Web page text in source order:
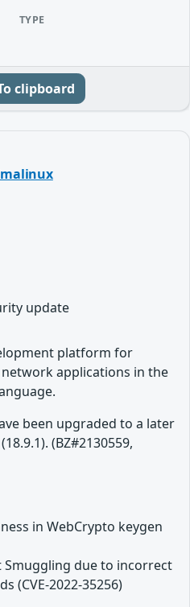
TYPE
clipboard
update
platform for
applications in the
been upgraded to a later
(BZ#2130559,
in WebCrypto keygen
Smuggling due to incorrect
(CVE-2022-35256)